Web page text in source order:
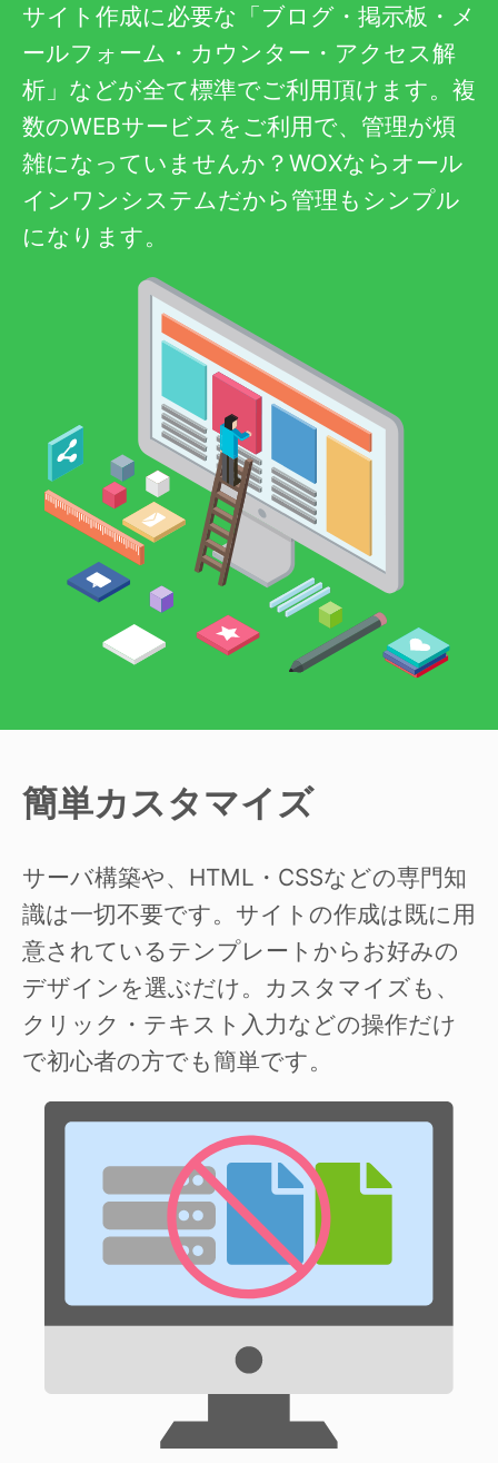
サイト作成に必要な「ブログ・掲示板・メ
ールフォーム・カウンター・アクセス解
析」などが全て標準でご利用頂けます。複
数のWEBサービスをご利用で、管理が煩
雑になっていませんか？WOXならオール
インワンシステムだから管理もシンプル
になります。
簡単カスタマイズ
サーバ構築や、HTML・CSSなどの専門知
識は一切不要です。サイトの作成は既に用
意されているテンプレートからお好みの
デザインを選ぶだけ。カスタマイズも、
クリック・テキスト入力などの操作だけ
で初心者の方でも簡単です。